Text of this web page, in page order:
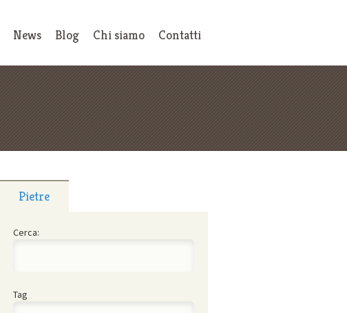
Pietre
Cerca:
Tag
News Blog Chi siamo Contatti